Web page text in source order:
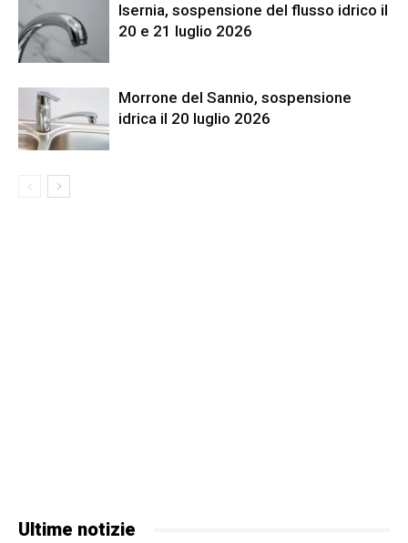
Isernia, sospensione del flusso idrico il
20 e 21 luglio 2026
Morrone del Sannio, sospensione
idrica il 20 luglio 2026
Ultime notizie